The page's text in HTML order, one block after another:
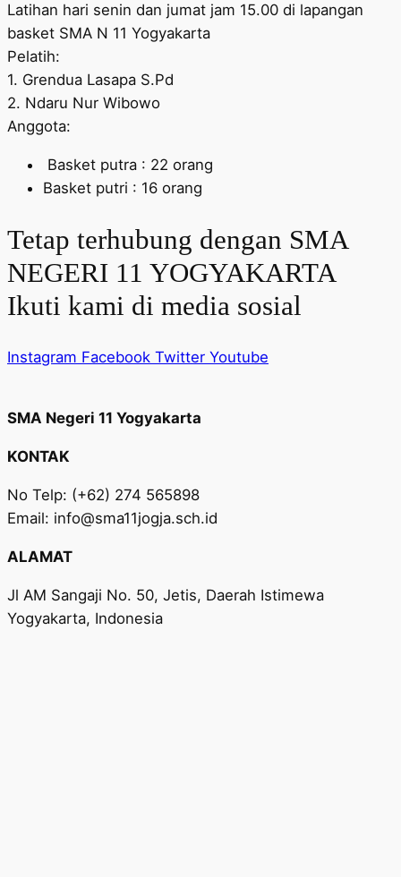
Latihan hari senin dan jumat jam 15.00 di lapangan
basket SMA N 11 Yogyakarta
Pelatih:
1. Grendua Lasapa S.Pd
2. Ndaru Nur Wibowo
Anggota:
Basket putra : 22 orang
Basket putri : 16 orang
Tetap terhubung dengan SMA
NEGERI 11 YOGYAKARTA
Ikuti kami di media sosial
Instagram Facebook Twitter Youtube
SMA Negeri 11 Yogyakarta
KONTAK
No Telp: (+62) 274 565898
Email: info@sma11jogja.sch.id
ALAMAT
Jl AM Sangaji No. 50, Jetis, Daerah Istimewa
Yogyakarta, Indonesia